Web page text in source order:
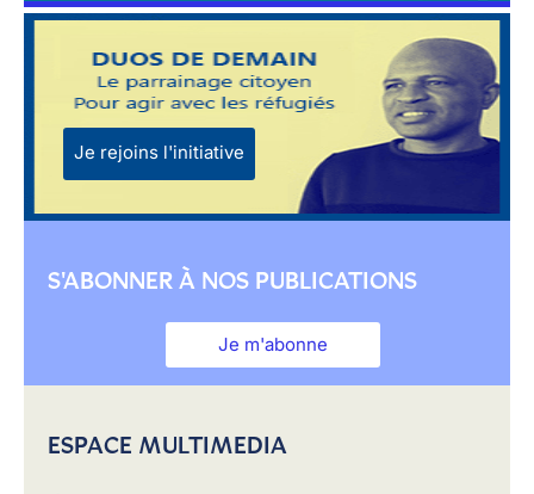
Je rejoins l'initiative
S'ABONNER À NOS PUBLICATIONS
Je m'abonne
ESPACE MULTIMEDIA